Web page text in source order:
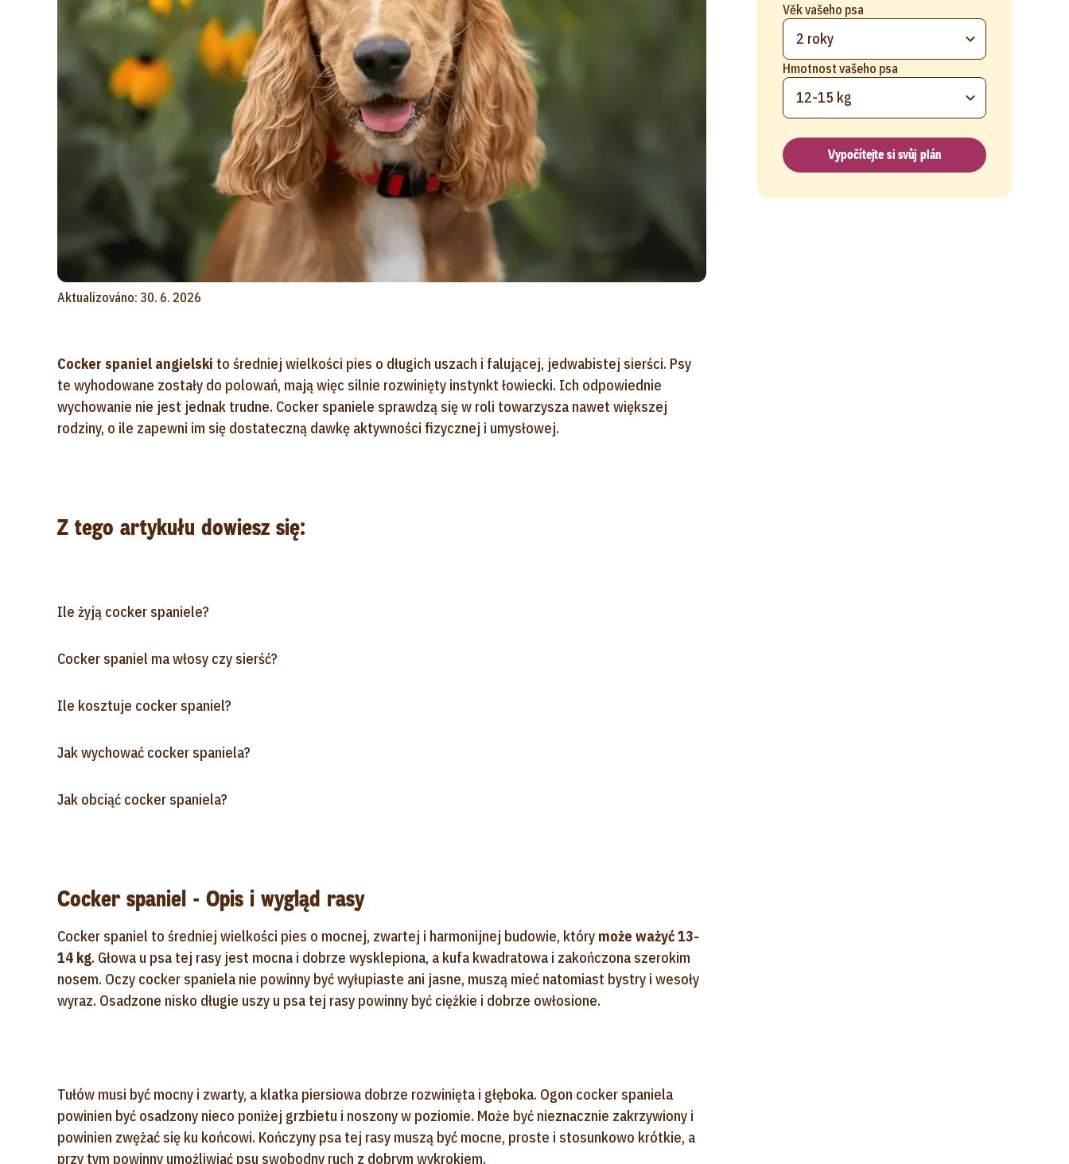
Aktualizováno: 30. 6. 2026
Cocker spaniel angielski to średniej wielkości pies o długich uszach i falującej, jedwabistej sierści. Psy
te wyhodowane zostały do polowań, mają więc silnie rozwinięty instynkt łowiecki. Ich odpowiednie
wychowanie nie jest jednak trudne. Cocker spaniele sprawdzą się w roli towarzysza nawet większej
rodziny, o ile zapewni im się dostateczną dawkę aktywności fizycznej i umysłowej.
Z tego artykułu dowiesz się:
Ile żyją cocker spaniele?
Cocker spaniel ma włosy czy sierść?
Ile kosztuje cocker spaniel?
Jak wychować cocker spaniela?
Jak obciąć cocker spaniela?
Cocker spaniel - Opis i wygląd rasy
Cocker spaniel to średniej wielkości pies o mocnej, zwartej i harmonijnej budowie, który może ważyć 13-
14 kg. Głowa u psa tej rasy jest mocna i dobrze wysklepiona, a kufa kwadratowa i zakończona szerokim
nosem. Oczy cocker spaniela nie powinny być wyłupiaste ani jasne, muszą mieć natomiast bystry i wesoły
wyraz. Osadzone nisko długie uszy u psa tej rasy powinny być ciężkie i dobrze owłosione.
Tułów musi być mocny i zwarty, a klatka piersiowa dobrze rozwinięta i głęboka. Ogon cocker spaniela
powinien być osadzony nieco poniżej grzbietu i noszony w poziomie. Może być nieznacznie zakrzywiony i
powinien zwężać się ku końcowi. Kończyny psa tej rasy muszą być mocne, proste i stosunkowo krótkie, a
przy tym powinny umożliwiać psu swobodny ruch z dobrym wykrokiem.
Věk vašeho psa
2 roky
Hmotnost vašeho psa
12-15 kg
Vypočítejte si svůj plán